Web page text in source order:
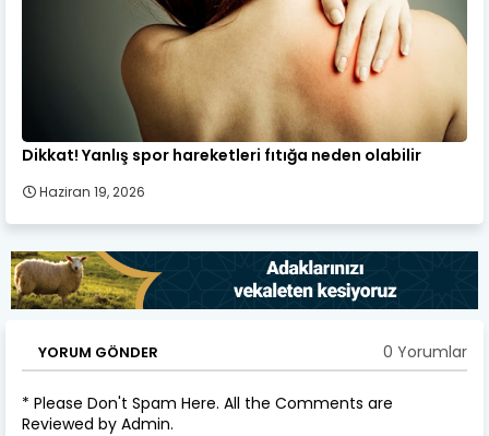
Dikkat! Yanlış spor hareketleri fıtığa neden olabilir
Haziran 19, 2026
YORUM GÖNDER 0 Yorumlar
* Please Don't Spam Here. All the Comments are
Reviewed by Admin.